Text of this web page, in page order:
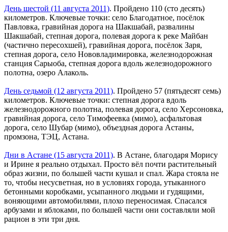
День шестой (11 августа 2011). Пройдено 110 (сто десять)
километров. Ключевые точки: село Благодатное, посёлок
Павловка, гравийная дорога на Шакшабай, развалины
Шакшабай, степная дорога, полевая дорога к реке Майбан
(частично пересохшей), гравийная дорога, посёлок Заря,
степная дорога, село Нововладимировка, железнодорожная
станция Сарыоба, степная дорога вдоль железнодорожного
полотна, озеро Алаколь.
День седьмой (12 августа 2011). Пройдено 57 (пятьдесят семь)
километров. Ключевые точки: степная дорога вдоль
железнодорожного полотна, полевая дорога, село Херсоновка,
гравийная дорога, село Тимофеевка (мимо), асфальтовая
дорога, село Шубар (мимо), объездная дорога Астаны,
промзона, ТЭЦ, Астана.
Дни в Астане (15 августа 2011). В Астане, благодаря Морису
и Ирине я реально отдыхал. Просто вёл почти растительный
образ жизни, по большей части кушал и спал. Жара стояла не
то, чтобы несусветная, но в условиях города, утыканного
бетонными коробками, усыпанного людьми и гудящими,
воняющими автомобилями, плохо переносимая. Спасался
арбузами и яблоками, по большей части они составляли мой
рацион в эти три дня.